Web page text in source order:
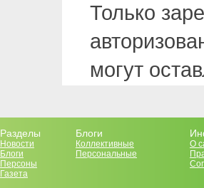
Только
могут
Разделы
Новости
Блоги
Персоны
Газета
Блоги
Коллективные
Персональные
О